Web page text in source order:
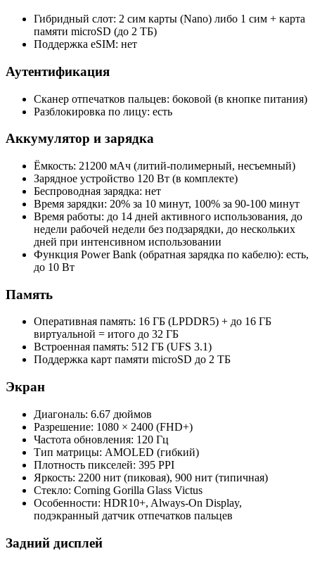
Гибридный слот: 2 сим карты (Nano) либо 1 сим + карта
памяти microSD (до 2 ТБ)
Поддержка eSIM: нет
Аутентификация
Сканер отпечатков пальцев: боковой (в кнопке питания)
Разблокировка по лицу: есть
Аккумулятор и зарядка
Ёмкость: 21200 мАч (литий-полимерный, несъемный)
Зарядное устройство 120 Вт (в комплекте)
Беспроводная зарядка: нет
Время зарядки: 20% за 10 минут, 100% за 90-100 минут
Время работы: до 14 дней активного использования, до
недели рабочей недели без подзарядки, до нескольких
дней при интенсивном использовании
Функция Power Bank (обратная зарядка по кабелю): есть,
до 10 Вт
Память
Оперативная память: 16 ГБ (LPDDR5) + до 16 ГБ
виртуальной = итого до 32 ГБ
Встроенная память: 512 ГБ (UFS 3.1)
Поддержка карт памяти microSD до 2 ТБ
Экран
Диагональ: 6.67 дюймов
Разрешение: 1080 × 2400 (FHD+)
Частота обновления: 120 Гц
Тип матрицы: AMOLED (гибкий)
Плотность пикселей: 395 PPI
Яркость: 2200 нит (пиковая), 900 нит (типичная)
Стекло: Corning Gorilla Glass Victus
Особенности: HDR10+, Always-On Display,
подэкранный датчик отпечатков пальцев
Задний дисплей